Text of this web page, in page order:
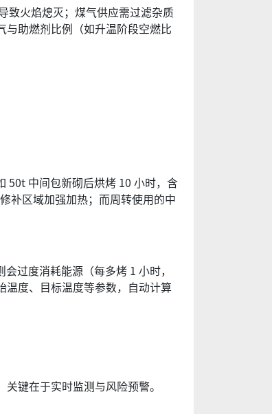
火焰熄灭；煤气供应需过滤杂质
助燃剂比例（如升温阶段空燃比
中间包新砌后烘烤 10 小时，含
补区域加强加热；而周转使用的中
过度消耗能源（每多烤 1 小时，
度、目标温度等参数，自动计算
键在于实时监测与风险预警。